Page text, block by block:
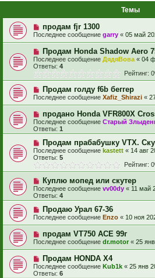
Темы
продам fjr 1300
Последнее сообщение garry « 05 май
Продам Honda Shadow Aero
Последнее сообщение ДядяВова« 04
Ответы: 4
Рейтинг:
Продам голду f6b беггер
Последнее сообщение Xafiz_Shirazi «
продано Honda VFR800X
Последнее сообщение Старый
Ответы: 1
Продам прабабушку VTX.
Последнее сообщение kastett « 14 авг
Ответы: 5
Рейтинг:
Куплю мопед или скутер
Последнее сообщение vv00dy « 11 май
Ответы: 4
Продаю Урал 67-36
Последнее сообщение Enzo « 10 ноя
продам VT750 ACE 99г
Последнее сообщение dr.motor « 25
Продам HONDA X4
Последнее сообщение Kub1k « 25 янв
Ответы: 6